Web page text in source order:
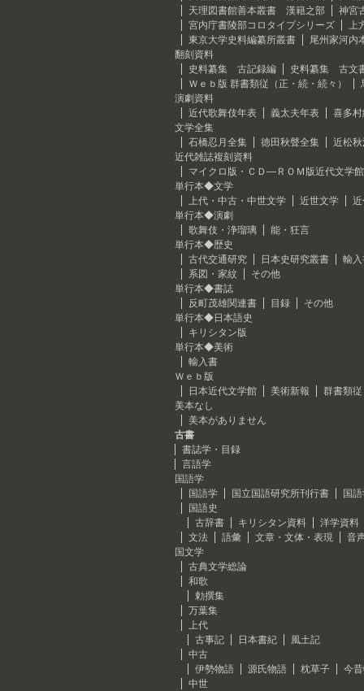
天理図書館善本叢書 漢籍之部
神宮
宮内庁書陵部コロタイプシリーズ
上
東京大学史料編纂所叢書
尾州家河内
翻刻資料
史料纂集 古記録編
史料纂集 古文
Ｗｅｂ版 群書類従（正・続・続々）
演劇資料
近代歌舞伎年表
義太夫年表
喜多
文学全集
石橋忍月全集
徳田秋聲全集
近松
近代雑誌複刻資料
マイクロ版・ＣＤ―ＲＯＭ版近代文学館
単行本◆文学
上代・中古・中世文学
近世文学
単行本◆演劇
歌舞伎・浄瑠璃
能・狂言
単行本◆歴史
古代交通研究
日本史研究叢書
輸
系図・家紋
その他
単行本◆書誌
反町茂雄関連書
目録
その他
単行本◆日本語史
キリシタン版
単行本◆美術
輸入書
Ｗｅｂ版
日本近代文学館
美術新報
群書類
美本なし
美本がありません
古書
書誌学・目録
言語学
国語学
国語学
国立国語研究所刊行書
国
国語史
古辞書
キリシタン資料
洋学資料
文法
語彙 文章・文体・表現
音
国文学
古典文学総論
和歌
勅撰集
万葉集
上代
古事記
日本書紀
風土記
中古
伊勢物語
源氏物語 枕草子
今
中世